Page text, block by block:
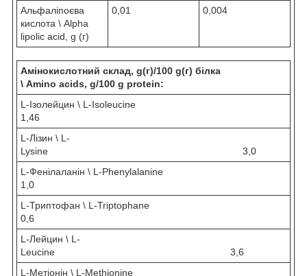
Альфаліпоєва
кислота \ Alpha
lipolic acid, g (г)
0,01 0,004
Амінокислотний склад, g(г)/100 g(г) білка
\ Amino acids, g/100 g protein:
L-Ізолейцин \ L-Isoleucine
1,46
L-Лізин \ L-
Lysine 3,0
L-Фенілаланін \ L-Phenylalanine
1,0
L-Триптофан \ L-Triptophane
0,6
L-Лейцин \ L-
Leucine 3,6
L-Метіонін \ L-Methionine